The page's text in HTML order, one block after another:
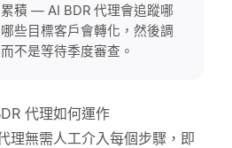
積 — AI BDR 代理會追蹤哪
些目標客戶會轉化，然後調
不是等待季度審查。
代理如何運作
理無需人工介入每個步驟，即